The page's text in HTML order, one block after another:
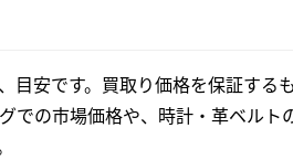
安です。買取り価格を保証する
の市場価格や、時計・革ベル